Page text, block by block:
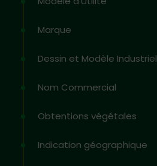
Marque
Dessin et Modèle Industriel
Nom Commercial
Obtentions végétales
Indication géographique